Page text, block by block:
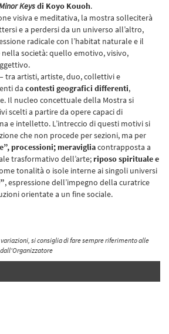
Keysdi Koyo Kouoh.
visiva e meditativa, la mostra solleciterà
e a perdersi da un universo all’altro,
radicale con l’habitat naturale e il
società: quello emotivo, visivo,
– tra artisti, artiste, duo, collettivi e
da contesti geografici differenti,
Il nucleo concettuale della Mostra si
scelti a partire da opere capaci di
e intelletto. L’intreccio di questi motivi si
che non procede per sezioni, ma per
processioni; meravigliacontrapposta a
trasformativo dell’arte; riposo spirituale e
tonalità o isole interne ai singoli universi
, espressione dell’impegno della curatrice
orientate a un fine sociale.
si consiglia di fare sempre riferimento alle